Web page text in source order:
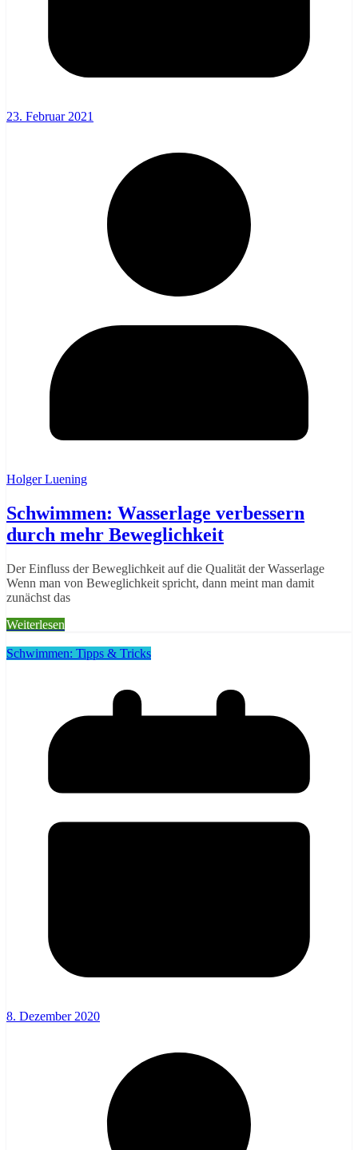
23. Februar 2021
Holger Luening
Schwimmen: Wasserlage verbessern
durch mehr Beweglichkeit
Der Einfluss der Beweglichkeit auf die Qualität der Wasserlage
Wenn man von Beweglichkeit spricht, dann meint man damit
zunächst das
Weiterlesen
Schwimmen: Tipps & Tricks
8. Dezember 2020